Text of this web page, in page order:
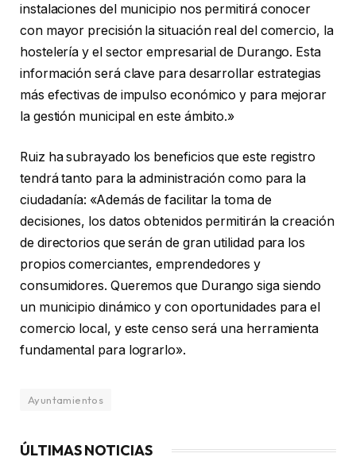
instalaciones del municipio nos permitirá conocer
con mayor precisión la situación real del comercio, la
hostelería y el sector empresarial de Durango. Esta
información será clave para desarrollar estrategias
más efectivas de impulso económico y para mejorar
la gestión municipal en este ámbito.»
Ruiz ha subrayado los beneficios que este registro
tendrá tanto para la administración como para la
ciudadanía: «Además de facilitar la toma de
decisiones, los datos obtenidos permitirán la creación
de directorios que serán de gran utilidad para los
propios comerciantes, emprendedores y
consumidores. Queremos que Durango siga siendo
un municipio dinámico y con oportunidades para el
comercio local, y este censo será una herramienta
fundamental para lograrlo».
Ayuntamientos
ÚLTIMAS NOTICIAS